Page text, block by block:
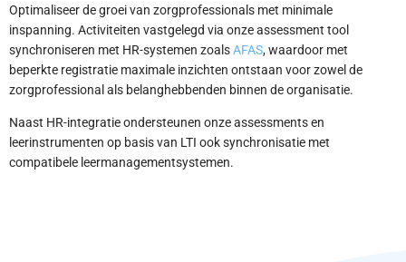
Optimaliseer de groei van zorgprofessionals met minimale
inspanning. Activiteiten vastgelegd via onze assessment tool
synchroniseren met HR-systemen zoalsAFAS, waardoor met
beperkte registratie maximale inzichten ontstaan voor zowel de
zorgprofessional als belanghebbenden binnen de organisatie.
Naast HR-integratie ondersteunen onze assessments en
leerinstrumenten op basis van LTI ook synchronisatie met
compatibele leermanagementsystemen.